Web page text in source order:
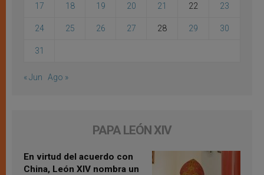
17 18 19 20 21 22 23
24 25 26 27 28 29 30
31
« Jun Ago »
PAPA LEÓN XIV
En virtud del acuerdo con
China, León XIV nombra un